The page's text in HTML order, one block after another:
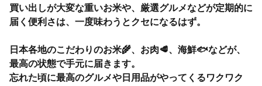
買い出しが大変な重いお米や、厳選グルメなどが定期的に
届く便利さは、一度味わうとクセになるはず。
日本各地のこだわりのお米🌾、お肉🥩、海鮮🐟などが、
最高の状態で手元に届きます。
忘れた頃に最高のグルメや日用品がやってくるワクワク